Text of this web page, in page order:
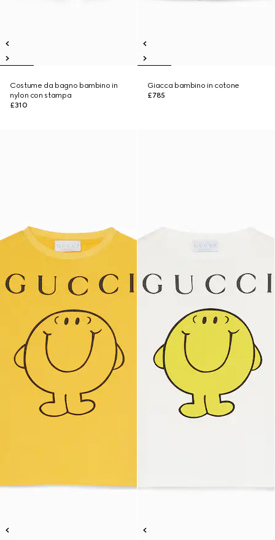
Costume da bagno bambino in
nylon con stampa
£310
Giacca bambino in cotone
£785